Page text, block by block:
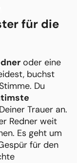
für die
oder eine
buchst
Du
Trauer an.
Redner weit
Es geht um
für den